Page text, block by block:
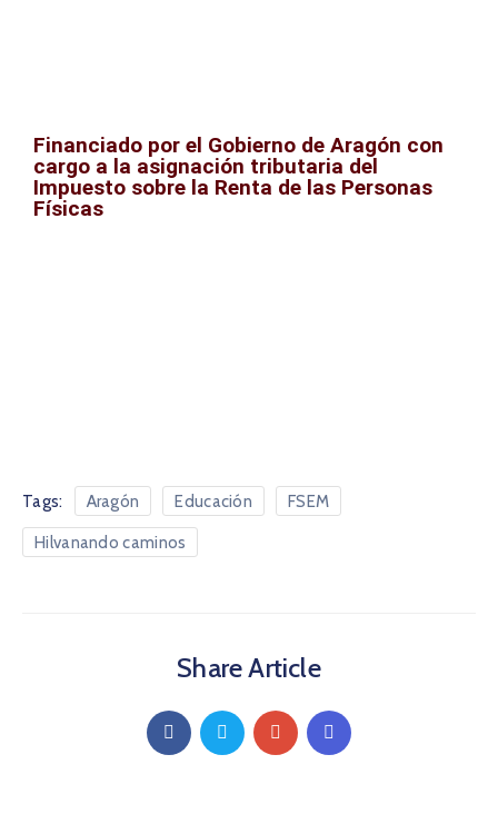
Financiado por el Gobierno de Aragón con
cargo a la asignación tributaria del
Impuesto sobre la Renta de las Personas
Físicas
Tags: Aragón Educación FSEM
Hilvanando caminos
Share Article